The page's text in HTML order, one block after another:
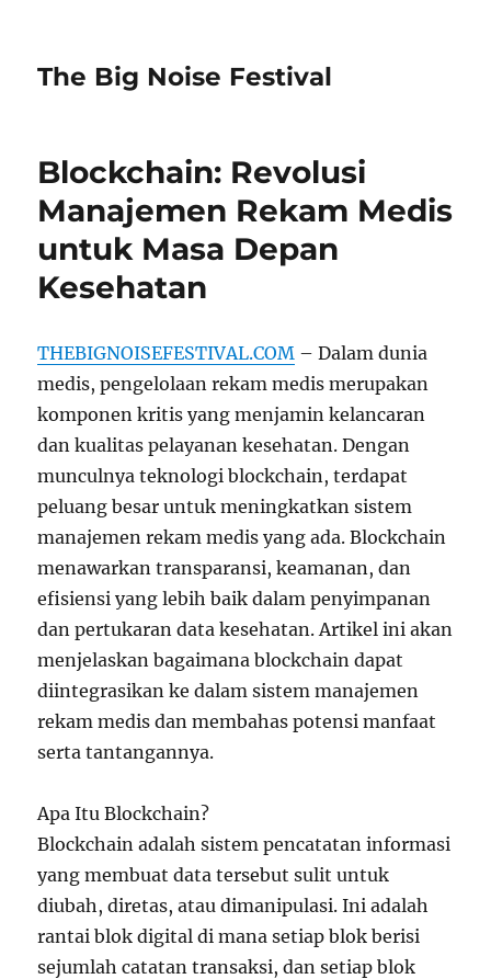
The Big Noise Festival
Blockchain: Revolusi
Manajemen Rekam Medis
untuk Masa Depan
Kesehatan
THEBIGNOISEFESTIVAL.COM – Dalam dunia
medis, pengelolaan rekam medis merupakan
komponen kritis yang menjamin kelancaran
dan kualitas pelayanan kesehatan. Dengan
munculnya teknologi blockchain, terdapat
peluang besar untuk meningkatkan sistem
manajemen rekam medis yang ada. Blockchain
menawarkan transparansi, keamanan, dan
efisiensi yang lebih baik dalam penyimpanan
dan pertukaran data kesehatan. Artikel ini akan
menjelaskan bagaimana blockchain dapat
diintegrasikan ke dalam sistem manajemen
rekam medis dan membahas potensi manfaat
serta tantangannya.
Apa Itu Blockchain?
Blockchain adalah sistem pencatatan informasi
yang membuat data tersebut sulit untuk
diubah, diretas, atau dimanipulasi. Ini adalah
rantai blok digital di mana setiap blok berisi
sejumlah catatan transaksi, dan setiap blok